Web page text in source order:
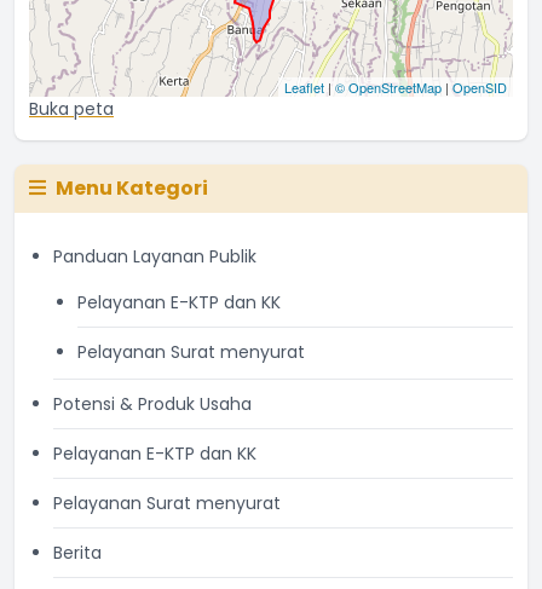
Leaflet | © OpenStreetMap | OpenSID
Buka peta
Menu Kategori
Panduan Layanan Publik
Pelayanan E-KTP dan KK
Pelayanan Surat menyurat
Potensi & Produk Usaha
Pelayanan E-KTP dan KK
Pelayanan Surat menyurat
Berita